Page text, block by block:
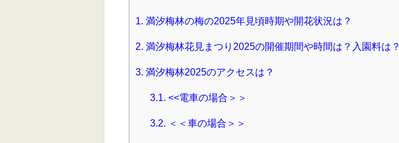
1. 満汐梅林の梅の2025年見頃時期や開花状況は？
2. 満汐梅林花見まつり2025の開催期間や時間は？入園料は？
3. 満汐梅林2025のアクセスは？
3.1. <<電車の場合＞＞
3.2. ＜＜車の場合＞＞